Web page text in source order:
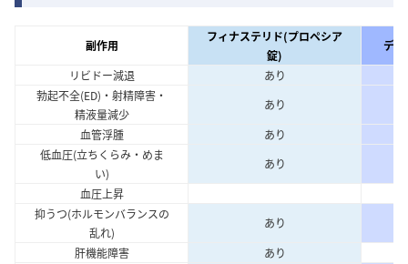
副作用
フィナステリド(プロペシア
錠)
デ
リビドー減退
あり
勃起不全(ED)・射精障害・
精液量減少
あり
血管浮腫
あり
低血圧(立ちくらみ・めま
い)
あり
血圧上昇
抑うつ(ホルモンバランスの
乱れ)
あり
肝機能障害
あり